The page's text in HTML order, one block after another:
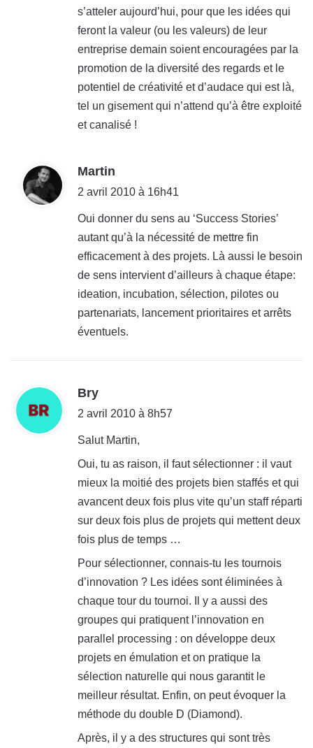
s’atteler aujourd’hui, pour que les idées qui
feront la valeur (ou les valeurs) de leur
entreprise demain soient encouragées par la
promotion de la diversité des regards et le
potentiel de créativité et d’audace qui est là,
tel un gisement qui n’attend qu’à être exploité
et canalisé !
Martin
i
2 avril 2010 à 16h41
Oui donner du sens au ‘Success Stories’
autant qu’à la nécessité de mettre fin
efficacement à des projets. Là aussi le besoin
de sens intervient d’ailleurs à chaque étape:
ideation, incubation, sélection, pilotes ou
partenariats, lancement prioritaires et arrêts
éventuels.
Bry
i
2 avril 2010 à 8h57
Salut Martin,
Oui, tu as raison, il faut sélectionner : il vaut
mieux la moitié des projets bien staffés et qui
avancent deux fois plus vite qu’un staff réparti
sur deux fois plus de projets qui mettent deux
fois plus de temps …
Pour sélectionner, connais-tu les tournois
d’innovation ? Les idées sont éliminées à
chaque tour du tournoi. Il y a aussi des
groupes qui pratiquent l’innovation en
parallel processing : on développe deux
projets en émulation et on pratique la
sélection naturelle qui nous garantit le
meilleur résultat. Enfin, on peut évoquer la
méthode du double D (Diamond).
Après, il y a des structures qui sont très